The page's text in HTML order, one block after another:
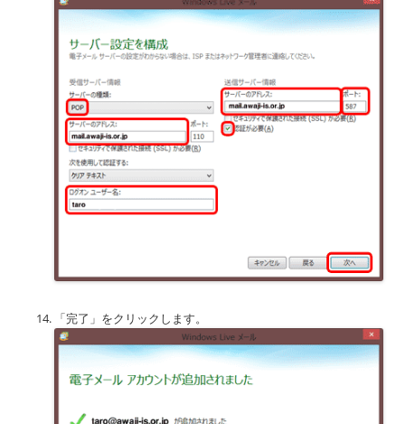
「完了」をクリックします。